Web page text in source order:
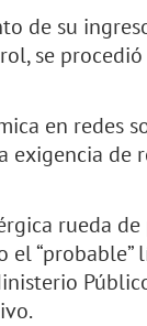
de su
se
en redes
de
rueda
“probable”